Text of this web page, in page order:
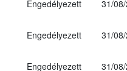
Engedélyezett
31/
Engedélyezett 31/
Engedélyezett
31/